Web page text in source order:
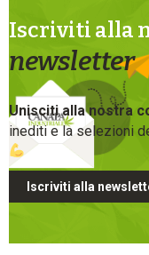
Iscriviti alla
newsletter
Unisciti alla nostra
inediti e la selezioni
Iscriviti alla